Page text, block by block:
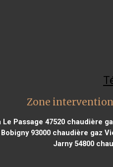
Zone
Passage 47520chaudière
93000 chaudière gaz
Jarny 54800